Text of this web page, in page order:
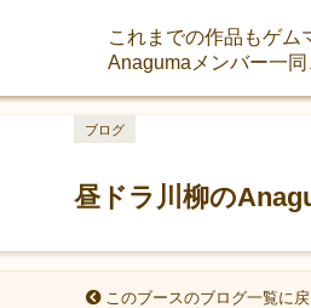
これまでの作品もゲム
Anagumaメンバー一
昼ドラ川柳の
ブログ
このブースのブログ一覧に